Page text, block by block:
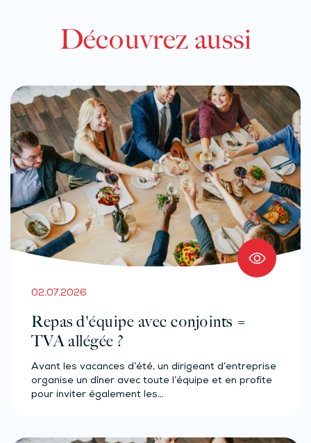
Découvrez aussi
02.07.2026
Repas d'équipe avec conjoints =
TVA allégée ?
Avant les vacances d’été, un dirigeant d’entreprise
organise un dîner avec toute l’équipe et en profite
pour inviter également les…